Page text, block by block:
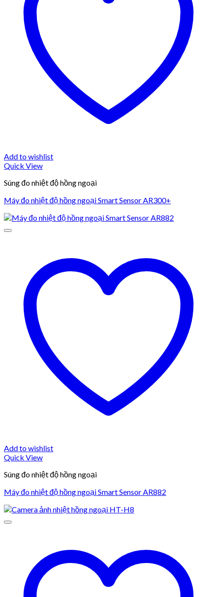
Add to wishlist
Quick View
Súng đo nhiệt độ hồng ngoại
Máy đo nhiệt độ hồng ngoại Smart Sensor AR300+
Add to wishlist
Quick View
Súng đo nhiệt độ hồng ngoại
Máy đo nhiệt độ hồng ngoại Smart Sensor AR882